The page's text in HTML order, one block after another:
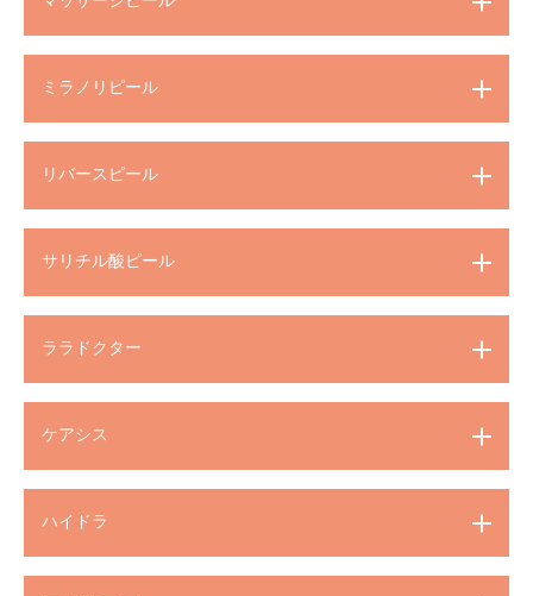
ミラノリピール
リバースピール
サリチル酸ピール
ララドクター
ケアシス
ハイドラ